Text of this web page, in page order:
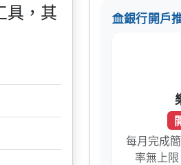
具，其
銀行開戶
每月完成
率無上限